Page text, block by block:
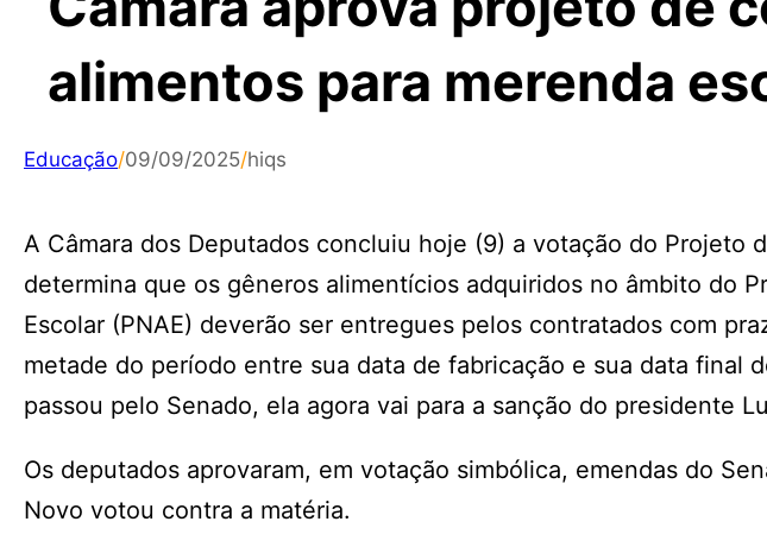
alimentos para merenda
Educação/09/09/2025/hiqs
A Câmara dos Deputados concluiu hoje (9) a votação do Projeto
determina que os gêneros alimentícios adquiridos no âmbito do
Escolar (PNAE) deverão ser entregues pelos contratados com
metade do período entre sua data de fabricação e sua data final
passou pelo Senado, ela agora vai para a sanção do presidente
Os deputados aprovaram, em votação simbólica, emendas do
Novo votou contra a matéria.